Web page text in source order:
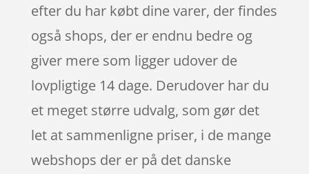
efter du har købt dine varer, der findes
også shops, der er endnu bedre og
giver mere som ligger udover de
lovpligtige 14 dage. Derudover har du
et meget større udvalg, som gør det
let at sammenligne priser, i de mange
webshops der er på det danske